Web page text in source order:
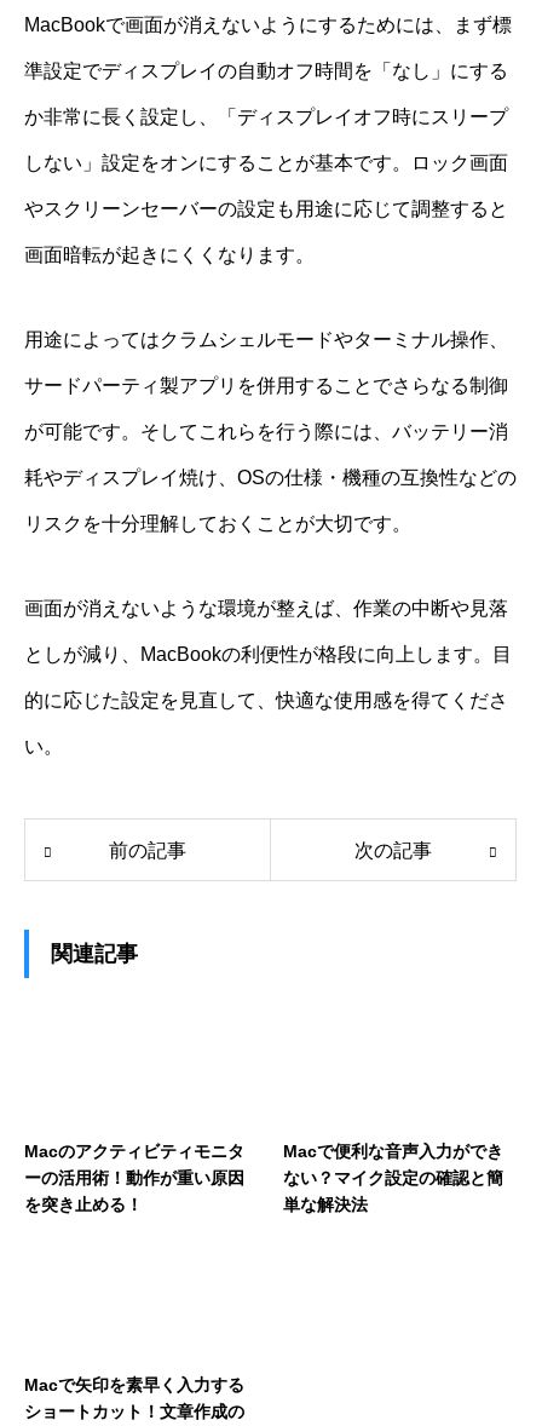
MacBookで画面が消えないようにするためには、まず標
準設定でディスプレイの自動オフ時間を「なし」にする
か非常に長く設定し、「ディスプレイオフ時にスリープ
しない」設定をオンにすることが基本です。ロック画面
やスクリーンセーバーの設定も用途に応じて調整すると
画面暗転が起きにくくなります。
用途によってはクラムシェルモードやターミナル操作、
サードパーティ製アプリを併用することでさらなる制御
が可能です。そしてこれらを行う際には、バッテリー消
耗やディスプレイ焼け、OSの仕様・機種の互換性などの
リスクを十分理解しておくことが大切です。
画面が消えないような環境が整えば、作業の中断や見落
としが減り、MacBookの利便性が格段に向上します。目
的に応じた設定を見直して、快適な使用感を得てくださ
い。
前の記事 次の記事
関連記事
Macのアクティビティモニタ
ーの活用術！動作が重い原因
を突き止める！
Macで便利な音声入力ができ
ない？マイク設定の確認と簡
単な解決法
Macで矢印を素早く入力する
ショートカット！文章作成の